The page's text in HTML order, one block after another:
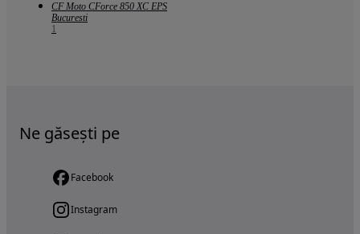
CF Moto CForce 850 XC EPS
Bucuresti
1
Ne găsești pe
Facebook
Instagram